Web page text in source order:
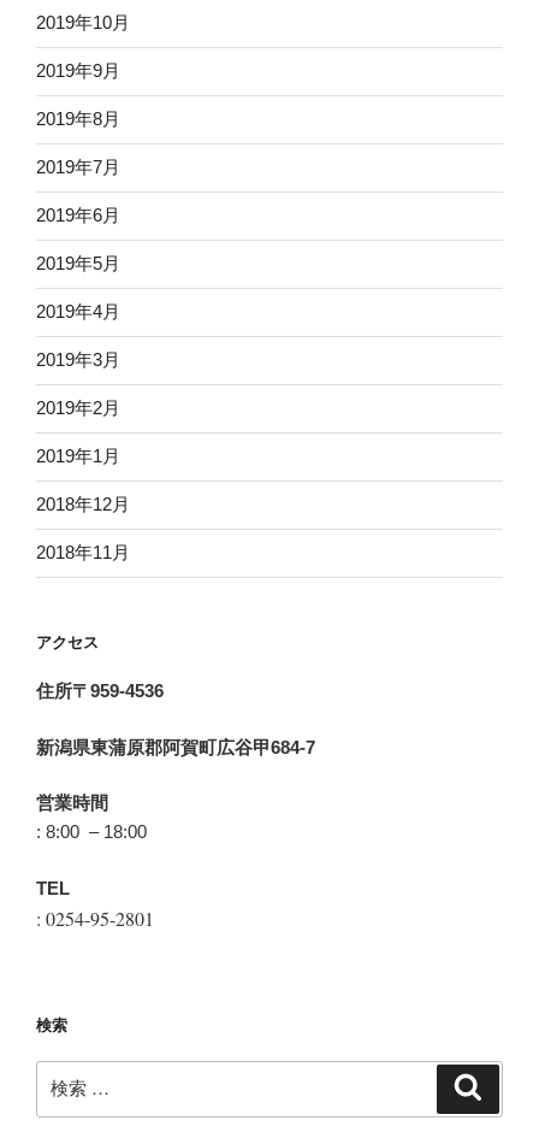
2019年10月
2019年9月
2019年8月
2019年7月
2019年6月
2019年5月
2019年4月
2019年3月
2019年2月
2019年1月
2018年12月
2018年11月
アクセス
住所〒959-4536
新潟県東蒲原郡阿賀町広谷甲684-7
営業時間
: 8:00 – 18:00
TEL
: 0254-95-2801
検索
検
索: